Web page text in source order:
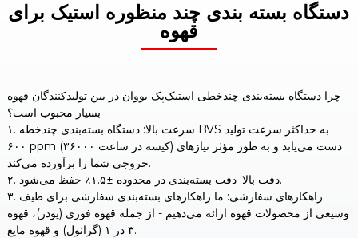
دستگاه بسته بندی چند منظوره استیک برای
قهوه
چرا دستگاه بسته‌بندی چندخطی استیک‌پک بووان در بین تولیدکنندگان قهوه
بسیار محبوب است؟
۱. سرعت بالا: دستگاه بسته‌بندی چندخطه BVS به حداکثر سرعت تولید
۶۰۰ ppm (۳۶۰۰۰ کیسه در ساعت) دست می‌یابد و به طور مؤثر نیازهای
خروجی شما را برآورده می‌کند.
۲. دقت بالا: دقت بسته‌بندی در محدوده ±۱.۵٪ حفظ می‌شود.
۳. راهکارهای سفارشی: ما راهکارهای بسته‌بندی سفارشی برای طیف
وسیعی از محصولات قهوه ارائه می‌دهیم - از جمله قهوه فوری (پودر)، قهوه
۳ در ۱ (گرانول) و قهوه مایع.